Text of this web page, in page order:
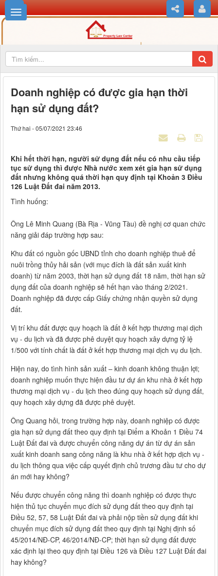
Doanh nghiệp có được gia hạn thời
hạn sử dụng đất?
Thứ hai - 05/07/2021 23:46
Khi hết thời hạn, người sử dụng đất nếu có nhu cầu tiếp
tục sử dụng thì được Nhà nước xem xét gia hạn sử dụng
đất nhưng không quá thời hạn quy định tại Khoản 3 Điều
126 Luật Đất đai năm 2013.
Tình huống:
Ông Lê Minh Quang (Bà Rịa - Vũng Tàu) đề nghị cơ quan chức
năng giải đáp trường hợp sau:
Khu đất có nguồn gốc UBND tỉnh cho doanh nghiệp thuê để
nuôi trồng thủy hải sản (với mục đích là đất sản xuất kinh
doanh) từ năm 2003, thời hạn sử dụng đất 18 năm, thời hạn sử
dụng đất của doanh nghiệp sẽ hết hạn vào tháng 2/2021.
Doanh nghiệp đã được cấp Giấy chứng nhận quyền sử dụng
đất.
Vị trí khu đất được quy hoạch là đất ở kết hợp thương mại dịch
vụ - du lịch và đã được phê duyệt quy hoạch xây dựng tỷ lệ
1/500 với tính chất là đất ở kết hợp thương mại dịch vụ du lịch.
Hiện nay, do tình hình sản xuất – kinh doanh không thuận lợi;
doanh nghiệp muốn thực hiện đầu tư dự án khu nhà ở kết hợp
thương mại dịch vụ - du lịch theo đúng quy hoạch sử dụng đất,
quy hoạch xây dựng đã được phê duyệt.
Ông Quang hỏi, trong trường hợp này, doanh nghiệp có được
gia hạn sử dụng đất theo quy định tại Điểm a Khoản 1 Điều 74
Luật Đất đai và được chuyển công năng dự án từ dự án sản
xuất kinh doanh sang công năng là khu nhà ở kết hợp dịch vụ -
du lịch thông qua việc cấp quyết định chủ trương đầu tư cho dự
án mới hay không?
Nếu được chuyển công năng thì doanh nghiệp có được thực
hiện thủ tục chuyển mục đích sử dụng đất theo quy định tại
Điều 52, 57, 58 Luật Đất đai và phải nộp tiền sử dụng đất khi
chuyển mục đích sử dụng đất theo quy định tại Nghị định số
45/2014/NĐ-CP, 46/2014/NĐ-CP; thời hạn sử dụng đất được
xác định lại theo quy định tại Điều 126 và Điều 127 Luật Đất đai
hay không?